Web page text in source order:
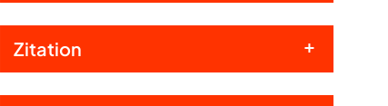
Zitation